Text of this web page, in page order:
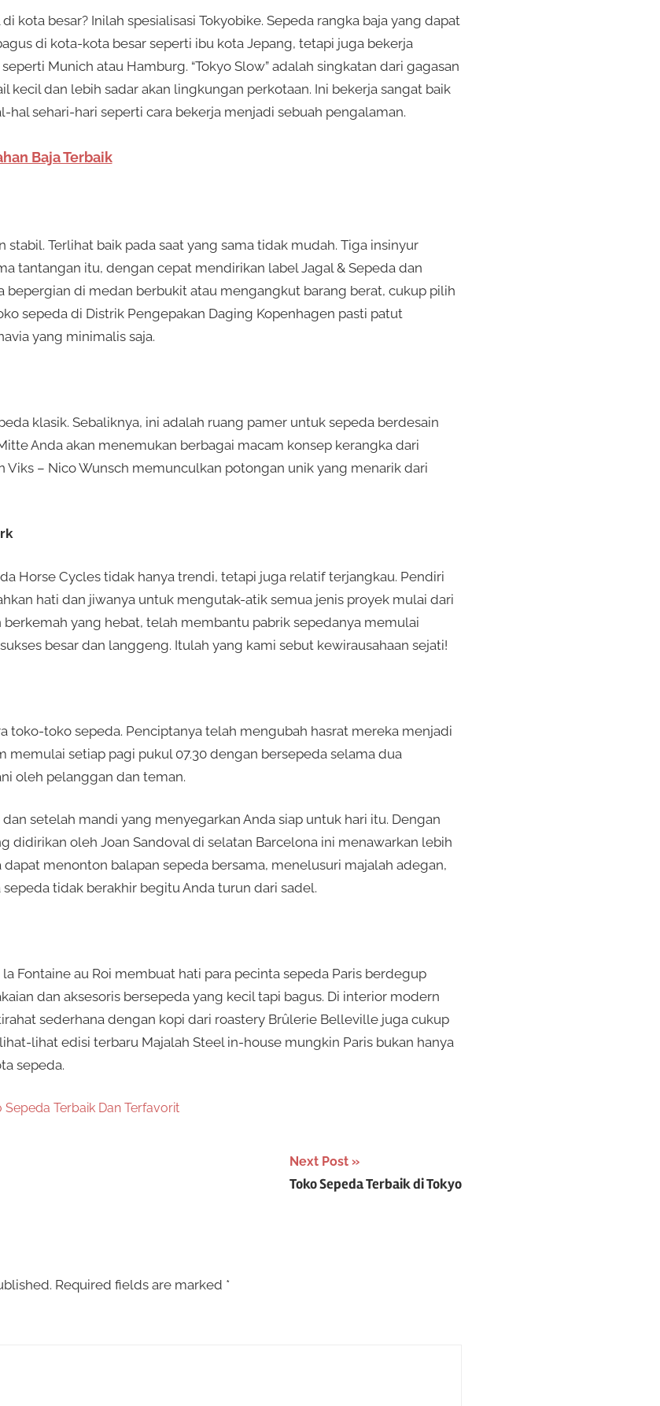
kota besar? Inilah spesialisasi Tokyobike. Sepeda rangka baja yang dapat
di kota-kota besar seperti ibu kota Jepang, tetapi juga bekerja
Munich atau Hamburg. “Tokyo Slow” adalah singkatan dari gagasan
kecil dan lebih sadar akan lingkungan perkotaan. Ini bekerja sangat baik
hal sehari-hari seperti cara bekerja menjadi sebuah pengalaman.
Baja Terbaik
Terlihat baik pada saat yang sama tidak mudah. Tiga insinyur
tantangan itu, dengan cepat mendirikan label Jagal & Sepeda dan
bepergian di medan berbukit atau mengangkut barang berat, cukup pilih
sepeda di Distrik Pengepakan Daging Kopenhagen pasti patut
yang minimalis saja.
klasik. Sebaliknya, ini adalah ruang pamer untuk sepeda berdesain
Anda akan menemukan berbagai macam konsep kerangka dari
Viks – Nico Wunsch memunculkan potongan unik yang menarik dari
Horse Cycles tidak hanya trendi, tetapi juga relatif terjangkau. Pendiri
hati dan jiwanya untuk mengutak-atik semua jenis proyek mulai dari
berkemah yang hebat, telah membantu pabrik sepedanya memulai
besar dan langgeng. Itulah yang kami sebut kewirausahaan sejati!
toko-toko sepeda. Penciptanya telah mengubah hasrat mereka menjadi
memulai setiap pagi pukul 07.30 dengan bersepeda selama dua
oleh pelanggan dan teman.
setelah mandi yang menyegarkan Anda siap untuk hari itu. Dengan
didirikan oleh Joan Sandoval di selatan Barcelona ini menawarkan lebih
dapat menonton balapan sepeda bersama, menelusuri majalah adegan,
tidak berakhir begitu Anda turun dari sadel.
Fontaine au Roi membuat hati para pecinta sepeda Paris berdegup
dan aksesoris bersepeda yang kecil tapi bagus. Di interior modern
sederhana dengan kopi dari roastery Brûlerie Belleville juga cukup
lihat edisi terbaru Majalah Steel in-house mungkin Paris bukan hanya
sepeda.
Sepeda Terbaik Dan Terfavorit
Next Post
Toko Sepeda Terbaik di Tokyo
Required fields are marked *